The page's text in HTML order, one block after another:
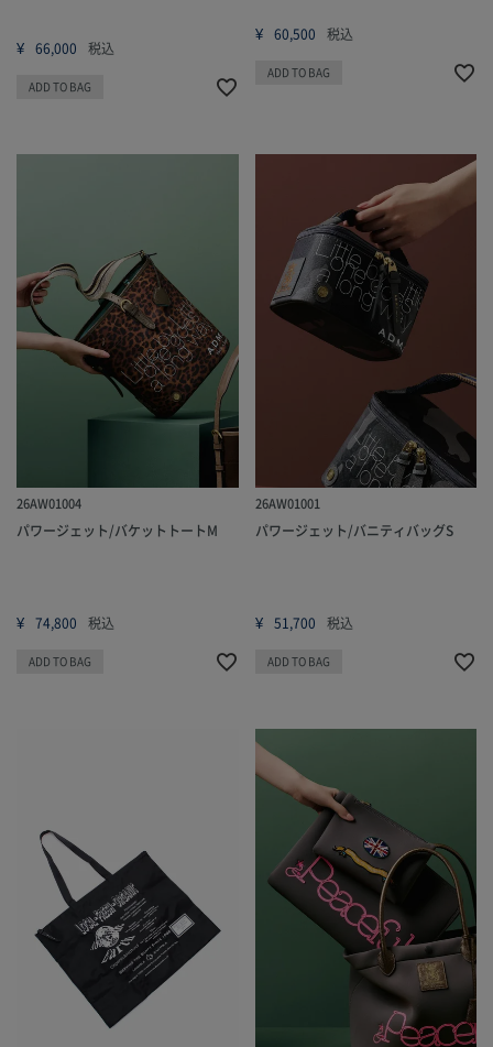
¥ 66,000 税込
ADD TO BAG
¥ 60,500 税込
ADD TO BAG
26AW01004
パワージェット/バケットトートM
¥ 74,800 税込
ADD TO BAG
26AW01001
パワージェット/バニティバッグS
¥ 51,700 税込
ADD TO BAG